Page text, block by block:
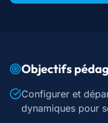
Objectifs
Configurer et
dynamiques pour